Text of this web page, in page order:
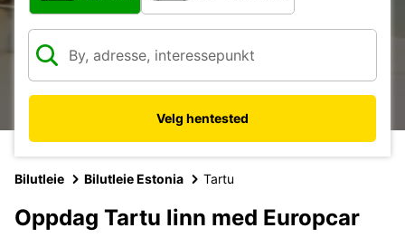
Velg hentested
Bilutleie Bilutleie Estonia Tartu
Oppdag Tartu linn med Europcar